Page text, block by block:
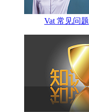
Vat 常见问题